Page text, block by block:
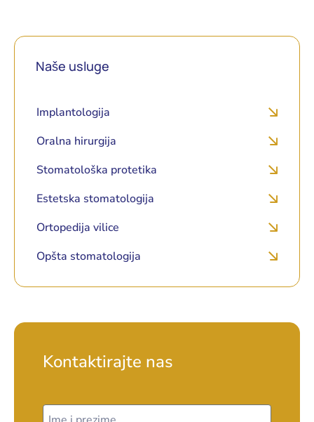
Naše usluge
Implantologija
Oralna hirurgija
Stomatološka protetika
Estetska stomatologija
Ortopedija vilice
Opšta stomatologija
Kontaktirajte nas